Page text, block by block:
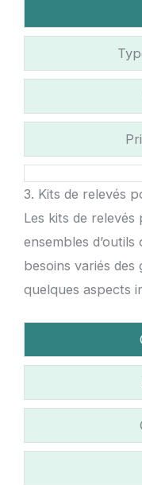
3. Kits de relevés
Les kits de
ensembles
besoins variés des
quelques aspects